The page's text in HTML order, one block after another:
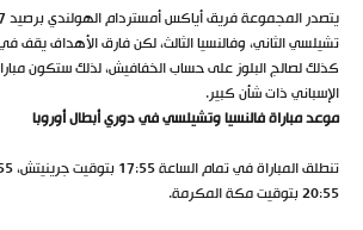
تشيلسي الثاني، وفالنسيا الثالث، لكن فارق الأهداف يقف
كذلك لصالج البلوز على حساب الخفافيش، لذلك ستكون
الإسباني ذات شأن كبير.
موعد مباراة فالنسيا وتشيلسي في دوري أبطال أوروبا
20:55 بتوقيت مكة المكرمة.